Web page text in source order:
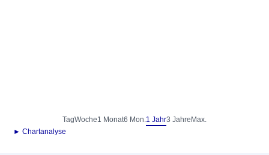
TagWoche1 Monat6 Mon.1 Jahr3 Jahre Max.
► Chartanalyse